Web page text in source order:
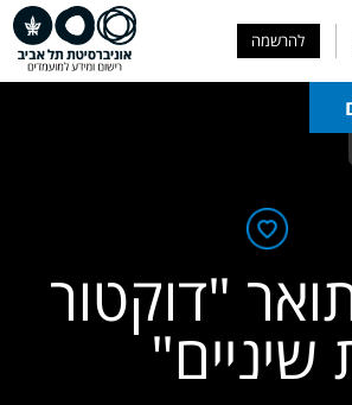
להרשמה
"דוקטור